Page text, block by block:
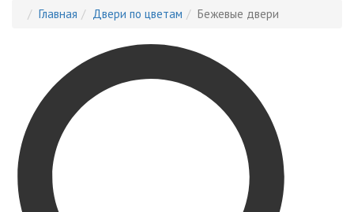
Главная Двери по цветам Бежевые двери